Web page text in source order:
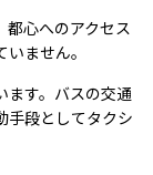
都心へのアクセス
ません。
ます。バスの交通
手段としてタクシ